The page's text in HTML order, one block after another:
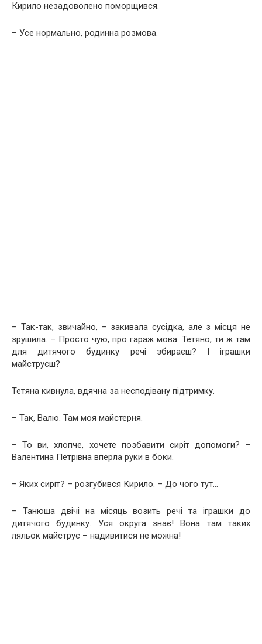
Кирило незадоволено поморщився.
– Усе нормально, родинна розмова.
– Так-так, звичайно, – закивала сусідка, але з місця не
зрушила. – Просто чую, про гараж мова. Тетяно, ти ж там
для дитячого будинку речі збираєш? І іграшки
майструєш?
Тетяна кивнула, вдячна за несподівану підтримку.
– Так, Валю. Там моя майстерня.
– То ви, хлопче, хочете позбавити сиріт допомоги? –
Валентина Петрівна вперла руки в боки.
– Яких сиріт? – розгубився Кирило. – До чого тут…
– Танюша двічі на місяць возить речі та іграшки до
дитячого будинку. Уся округа знає! Вона там таких
ляльок майструє – надивитися не можна!